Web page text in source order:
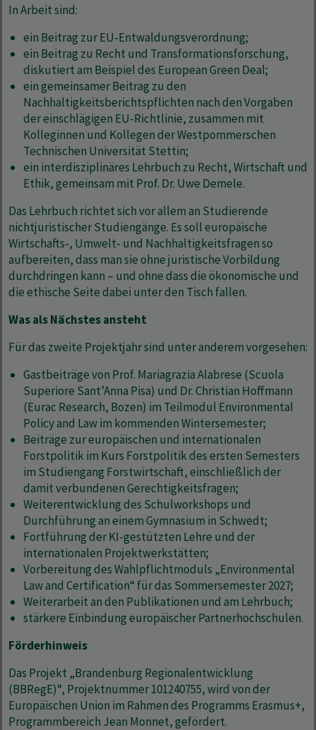
In Arbeit sind:
ein Beitrag zur EU-Entwaldungsverordnung;
ein Beitrag zu Recht und Transformationsforschung,
diskutiert am Beispiel des European Green Deal;
ein gemeinsamer Beitrag zu den
Nachhaltigkeitsberichtspflichten nach den Vorgaben
der einschlägigen EU-Richtlinie, zusammen mit
Kolleginnen und Kollegen der Westpommerschen
Technischen Universität Stettin;
ein interdisziplinäres Lehrbuch zu Recht, Wirtschaft und
Ethik, gemeinsam mit Prof. Dr. Uwe Demele.
Das Lehrbuch richtet sich vor allem an Studierende
nichtjuristischer Studiengänge. Es soll europäische
Wirtschafts-, Umwelt- und Nachhaltigkeitsfragen so
aufbereiten, dass man sie ohne juristische Vorbildung
durchdringen kann – und ohne dass die ökonomische und
die ethische Seite dabei unter den Tisch fallen.
Was als Nächstes ansteht
Für das zweite Projektjahr sind unter anderem vorgesehen:
Gastbeiträge von Prof. Mariagrazia Alabrese (Scuola
Superiore Sant’Anna Pisa) und Dr. Christian Hoffmann
(Eurac Research, Bozen) im Teilmodul Environmental
Policy and Law im kommenden Wintersemester;
Beiträge zur europäischen und internationalen
Forstpolitik im Kurs Forstpolitik des ersten Semesters
im Studiengang Forstwirtschaft, einschließlich der
damit verbundenen Gerechtigkeitsfragen;
Weiterentwicklung des Schulworkshops und
Durchführung an einem Gymnasium in Schwedt;
Fortführung der KI-gestützten Lehre und der
internationalen Projektwerkstätten;
Vorbereitung des Wahlpflichtmoduls „Environmental
Law and Certification“ für das Sommersemester 2027;
Weiterarbeit an den Publikationen und am Lehrbuch;
stärkere Einbindung europäischer Partnerhochschulen.
Förderhinweis
Das Projekt „Brandenburg Regionalentwicklung
(BBRegE)“, Projektnummer 101240755, wird von der
Europäischen Union im Rahmen des Programms Erasmus+,
Programmbereich Jean Monnet, gefördert.